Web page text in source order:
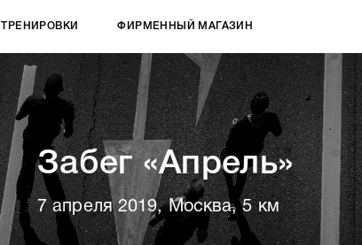
ТРЕНИРОВКИ ФИРМЕННЫЙ МАГАЗИН
Забег «Апрель»
7 апреля 2019, Москва, 5 км